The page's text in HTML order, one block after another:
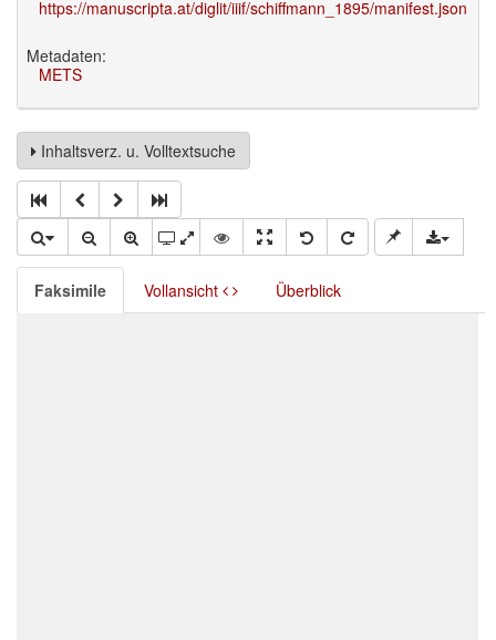
https://manuscripta.at/diglit/iiif/schiffmann_1895/manifest.json
Metadaten:
METS
Inhaltsverz. u. Volltextsuche
Faksimile Vollansicht Überblick